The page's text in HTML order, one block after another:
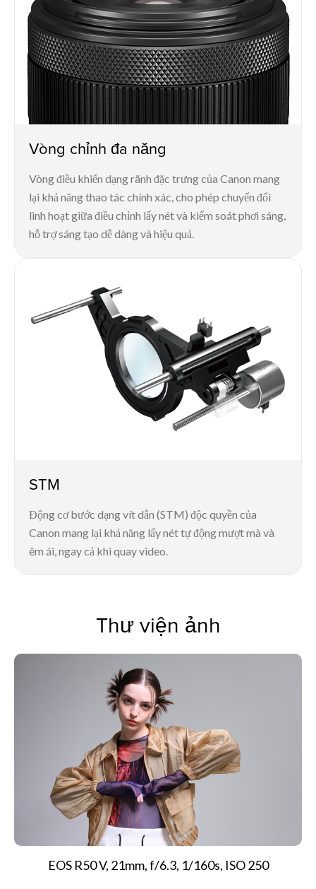
Vòng chỉnh đa năng
Vòng điều khiển dạng rãnh đặc trưng của Canon mang
lại khả năng thao tác chính xác, cho phép chuyển đổi
linh hoạt giữa điều chỉnh lấy nét và kiểm soát phơi sáng,
hỗ trợ sáng tạo dễ dàng và hiệu quả.
STM
Động cơ bước dạng vít dẫn (STM) độc quyền của
Canon mang lại khả năng lấy nét tự động mượt mà và
êm ái, ngay cả khi quay video.
Thư viện ảnh
EOS R50 V, 21mm, f/6.3, 1/160s, ISO 250